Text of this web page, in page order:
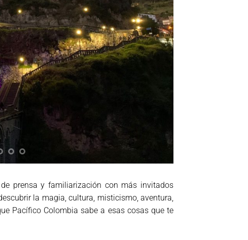
prensa y familiarización con más invitados
la magia, cultura, misticismo, aventura,
Pacífico Colombia sabe a esas cosas que te